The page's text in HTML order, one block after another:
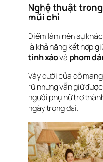
Nghệ thuật
mũi chỉ
Điểm làm nên sự
là khả năng kết hợp
tinh xảovà phom
Váy cưới của cô
rũ nhưng vẫn giữ
người phụ nữ trở
ngày trọng đại.